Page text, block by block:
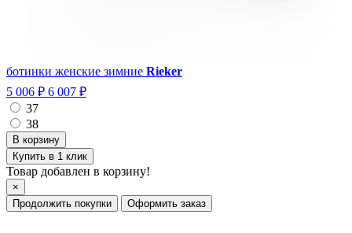
ботинки женские зимние Rieker
5 006 ₽ 6 007 ₽
37
38
Купить в 1 клик
Товар добавлен в корзину!
×
Продолжить покупки
Оформить заказ